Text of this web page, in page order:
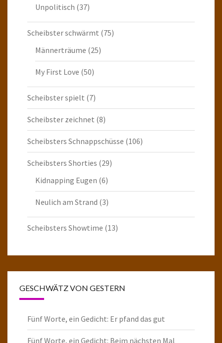
Unpolitisch (37)
Scheibster schwärmt (75)
Männerträume (25)
My First Love (50)
Scheibster spielt (7)
Scheibster zeichnet (8)
Scheibsters Schnappschüsse (106)
Scheibsters Shorties (29)
Kidnapping Eugen (6)
Neulich am Strand (3)
Scheibsters Showtime (13)
GESCHWÄTZ VON GESTERN
Fünf Worte, ein Gedicht: Er pfand das gut
Fünf Worte, ein Gedicht: Beim nächsten Mal